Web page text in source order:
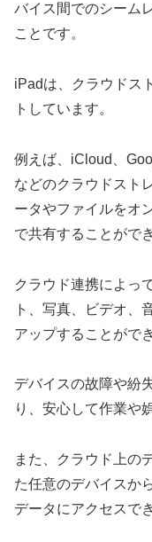
バイス間でのシーム
ことです。
iPadは、クラウドス
トしています。
例えば、iCloud、
などのクラウドスト
ータやファイルをオ
で共有することがで
クラウド連携によっ
ト、写真、ビデオ、
アップすることがで
デバイスの故障や紛
り、安心して作業や
また、クラウド上の
た任意のデバイスか
データにアクセスで